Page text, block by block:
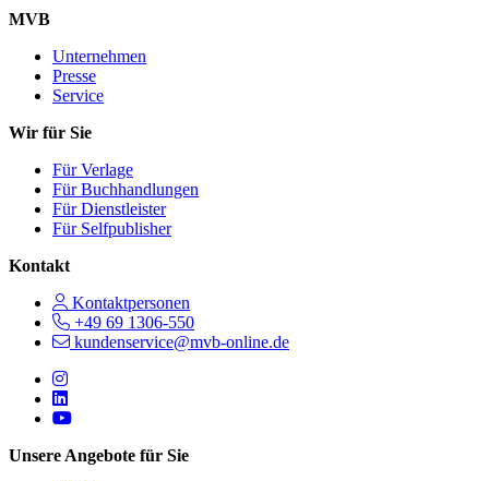
MVB
Unternehmen
Presse
Service
Wir für Sie
Für Verlage
Für Buchhandlungen
Für Dienstleister
Für Selfpublisher
Kontakt
Kontaktpersonen
+49 69 1306-550
kundenservice@mvb-online.de
Follow us on https://www.instagram.com/lifeatmvb/
Follow us on https://www.linkedin.com/company/mvbbooks
Follow us on https://www.youtube.com/@mvbbooks
Unsere Angebote für Sie